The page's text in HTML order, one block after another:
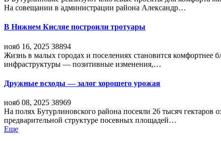
На совещании в администрации района Александр…
В Нижнем Кисляе построили тротуары
нояб 16, 2025 38894
Жизнь в малых городах и поселениях становится комфортнее
инфраструктуры — позитивные изменения,…
Дружные всходы — залог хорошего урожая
нояб 08, 2025 38969
На полях Бутурлиновского района посеяли 26 тысяч
предварительной структуре посевных площадей…
Еще